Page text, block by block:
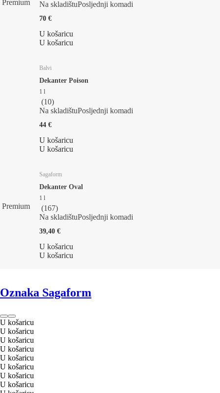
Premium Na skladištuPosljednji komadi
70 €
U košaricu
U košaricu
Balvi
Dekanter Poison
1 l
(10)
Na skladištuPosljednji komadi
44 €
U košaricu
U košaricu
Premium
Sagaform
Dekanter Oval
1 l
(167)
Na skladištuPosljednji komadi
39,40 €
U košaricu
U košaricu
Oznaka Sagaform
U košaricu
U košaricu
U košaricu
U košaricu
U košaricu
U košaricu
U košaricu
U košaricu